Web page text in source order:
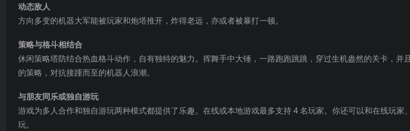
动态敌人
方向多变的机器大军能被玩家和炮塔推开，炸得老远，亦或者被暴打一顿。
策略与格斗相结合
休闲策略塔防结合热血格斗动作，自有独特的魅力。挥舞手中大锤，一路跑跑跳跳，穿过生机盎然的关卡，并
的策略，对抗接踵而至的机器人浪潮。
与朋友同乐或独自游玩
游戏为多人合作和独自游玩两种模式都提供了乐趣。在线或本地游戏最多支持 4 名玩家。你还可以和在线玩家
玩。